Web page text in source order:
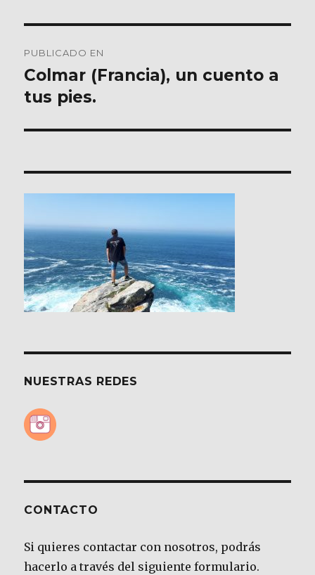
de
entradas
PUBLICADO EN
Colmar (Francia), un cuento a
tus pies.
NUESTRAS REDES
CONTACTO
Si quieres contactar con nosotros, podrás
hacerlo a través del siguiente formulario.